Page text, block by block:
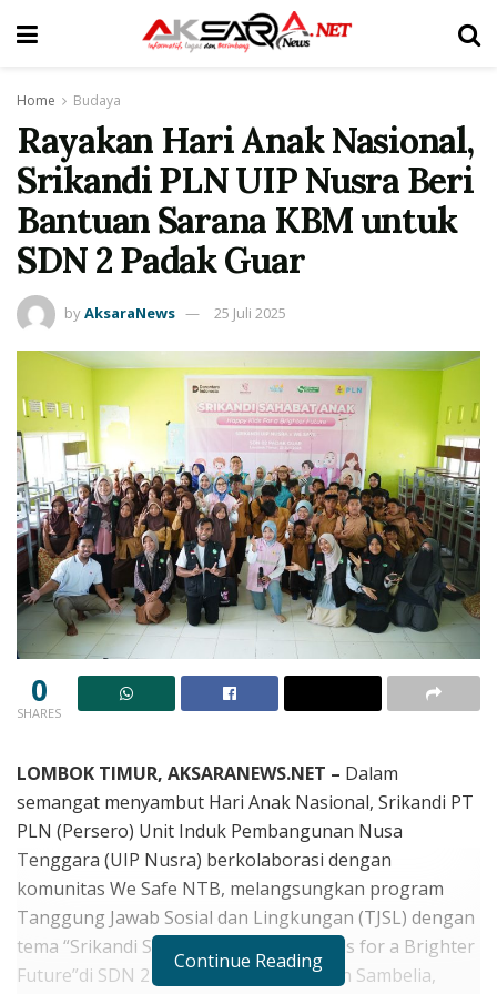
Home Budaya
Rayakan Hari Anak Nasional,
Srikandi PLN UIP Nusra Beri
Bantuan Sarana KBM untuk
SDN 2 Padak Guar
byAksaraNews 25 Juli 2025
0
SHARES
LOMBOK TIMUR, AKSARANEWS.NET – Dalam
semangat menyambut Hari Anak Nasional, Srikandi PT
PLN (Persero) Unit Induk Pembangunan Nusa
Tenggara (UIP Nusra) berkolaborasi dengan
komunitas We Safe NTB, melangsungkan program
Tanggung Jawab Sosial dan Lingkungan (TJSL) dengan
tema “Srikandi Sahabat Anak Happy Kids for a Brighter
Future”di SDN 2 Padak Guar, Kecamatan Sambelia,
Continue Reading